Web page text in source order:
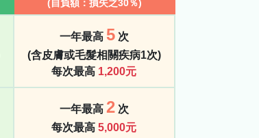
(自負額：損失之30％)
一年最高 5 次
(含皮膚或毛髮相關疾病1次)
每次最高 1,200元
一年最高 2 次
每次最高 5,000元